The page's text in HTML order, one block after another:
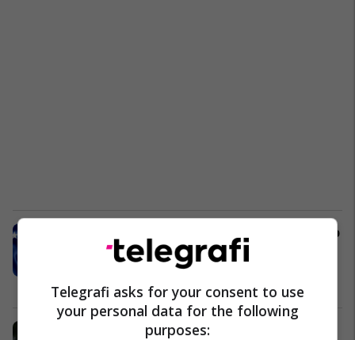
Kosova përfshihet në ECMI – një hap
historik në rrugën drejt integrimit
evropian
Kosovë
Transformimi i Shqipërisë dhe
Telegrafi asks for your consent to use
your personal data for the following
purposes: